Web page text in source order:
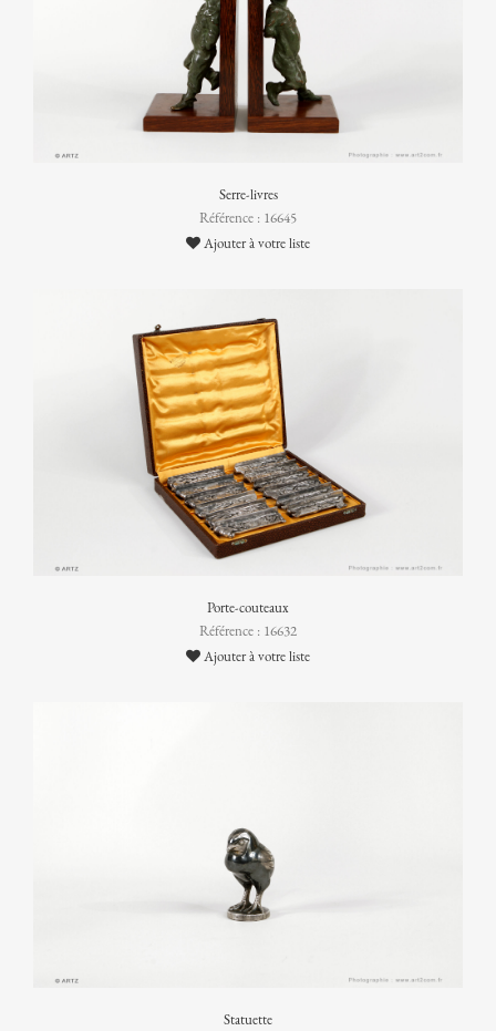
Serre-livres
Référence : 16645
Ajouter à votre liste
Porte-couteaux
Référence : 16632
Ajouter à votre liste
Statuette